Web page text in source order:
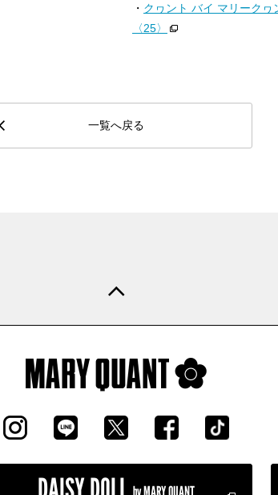
・ クヮント バイ マリーク
〈25〉
一覧へ戻る
by MARY QUANT